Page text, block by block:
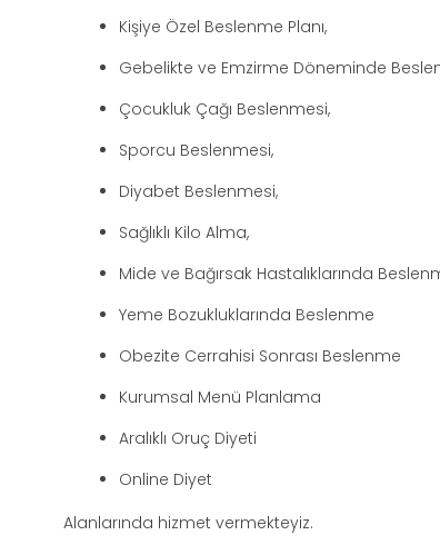
Kişiye Özel Beslenme Planı,
Gebelikte ve Emzirme Döneminde
Çocukluk Çağı Beslenmesi,
Sporcu Beslenmesi,
Diyabet Beslenmesi,
Sağlıklı Kilo Alma,
Mide ve Bağırsak Hastalıklarında
Yeme Bozukluklarında Beslenme
Obezite Cerrahisi Sonrası Beslenme
Kurumsal Menü Planlama
Aralıklı Oruç Diyeti
Online Diyet
Alanlarında hizmet vermekteyiz.